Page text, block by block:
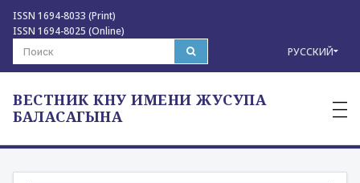
ISSN 1694-8033 (Print)
ISSN 1694-8025 (Online)
РУССКИЙ
ВЕСТНИК КНУ ИМЕНИ ЖУСУПА
БАЛАСАГЫНА
—
—
—